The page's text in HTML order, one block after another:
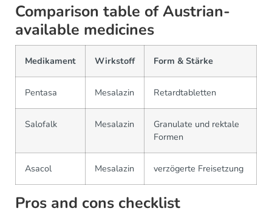
Comparison table of Austrian-
available medicines
Medikament Wirkstoff Form & Stärke
Pentasa Mesalazin Retardtabletten
Salofalk Mesalazin
Granulate und rektale
Formen
Asacol Mesalazin verzögerte Freisetzung
Pros and cons checklist